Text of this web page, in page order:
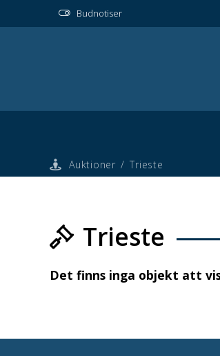
Budnotiser
Auktioner / Trieste
Trieste
Det finns inga objekt att